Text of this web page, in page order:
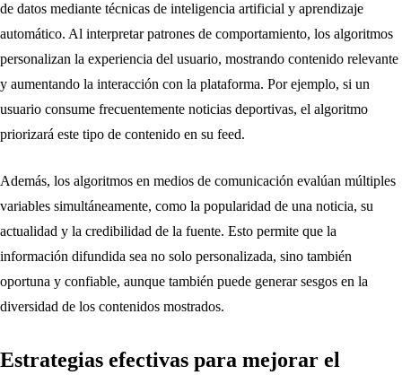
de datos mediante técnicas de inteligencia artificial y aprendizaje
automático. Al interpretar patrones de comportamiento, los algoritmos
personalizan la experiencia del usuario, mostrando contenido relevante
y aumentando la interacción con la plataforma. Por ejemplo, si un
usuario consume frecuentemente noticias deportivas, el algoritmo
priorizará este tipo de contenido en su feed.
Además, los algoritmos en medios de comunicación evalúan múltiples
variables simultáneamente, como la popularidad de una noticia, su
actualidad y la credibilidad de la fuente. Esto permite que la
información difundida sea no solo personalizada, sino también
oportuna y confiable, aunque también puede generar sesgos en la
diversidad de los contenidos mostrados.
Estrategias efectivas para mejorar el